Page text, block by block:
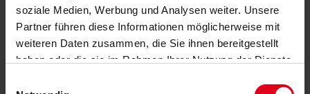
soziale Medien, Werbung und Analysen weiter. Unsere
Partner führen diese Informationen möglicherweise mit
weiteren Daten zusammen, die Sie ihnen bereitgestellt
haben oder die sie im Rahmen Ihrer Nutzung der Dienste